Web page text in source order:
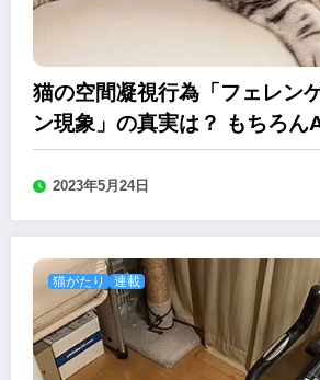
猫の空間凝視行為「フェレン
ン現象」の真実は？ もちろん
2023年5月24日
猫がたり 連載